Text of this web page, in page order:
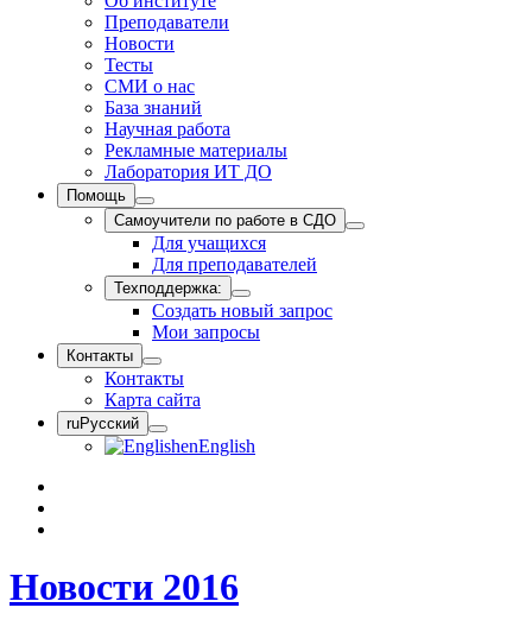
Преподаватели
Новости
Тесты
СМИ о нас
База знаний
Научная работа
Рекламные материалы
Лаборатория ИТ ДО
Помощь
Самоучители по работе в СДО
Для учащихся
Для преподавателей
Техподдержка:
Создать новый запрос
Мои запросы
Контакты
Контакты
Карта сайта
ruРусский
enEnglish
Новости 2016